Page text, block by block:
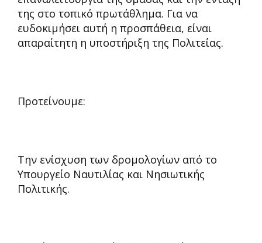
της στο τοπικό πρωτάθλημα. Για να
ευδοκιμήσει αυτή η προσπάθεια, είναι
απαραίτητη η υποστήριξη της Πολιτείας.
Προτείνουμε:
Την ενίσχυση των δρομολογίων από το
Υπουργείο Ναυτιλίας και Νησιωτικής
Πολιτικής.